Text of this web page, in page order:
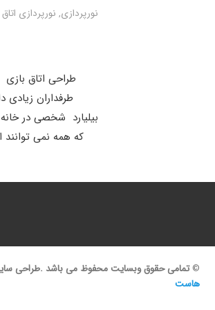
نورپردازی, نورپردازی اتاق
طراحی اتاق بازی
طرفداران زیادی
بیلیارد شخصی در
که همه نمی توانند
©تمامی حقوق وبسایت محفوظ می باشد .طراحی
هاست